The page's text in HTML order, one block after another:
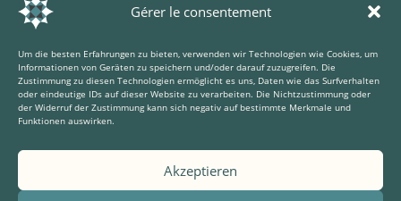
Gérer le consentement
Um die besten Erfahrungen zu bieten, verwenden wir Technologien wie Cookies, um
Informationen von Geräten zu speichern und/oder darauf zuzugreifen. Die
Zustimmung zu diesen Technologien ermöglicht es uns, Daten wie das Surfverhalten
oder eindeutige IDs auf dieser Website zu verarbeiten. Die Nichtzustimmung oder
der Widerruf der Zustimmung kann sich negativ auf bestimmte Merkmale und
Funktionen auswirken.
Akzeptieren